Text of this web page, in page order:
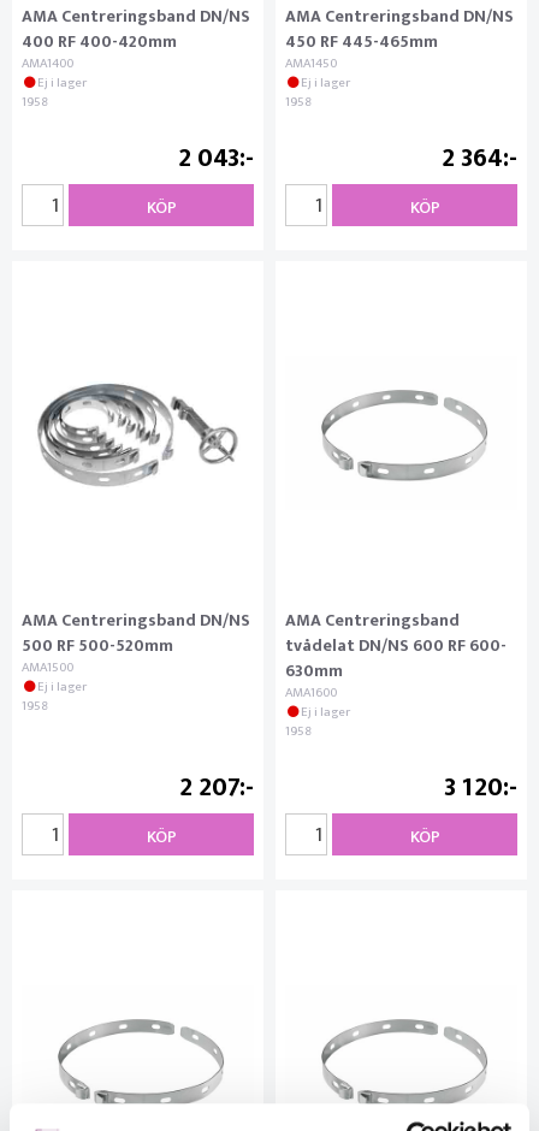
AMA Centreringsband DN/NS
400 RF 400-420mm
AMA1400
Ej i lager
1958
2 043
KÖP
AMA Centreringsband DN/NS
450 RF 445-465mm
AMA1450
Ej i lager
1958
2 364
KÖP
AMA Centreringsband DN/NS
500 RF 500-520mm
AMA1500
Ej i lager
1958
2 207
KÖP
AMA Centreringsband
tvådelat DN/NS 600 RF 600-
630mm
AMA1600
Ej i lager
1958
3 120
KÖP